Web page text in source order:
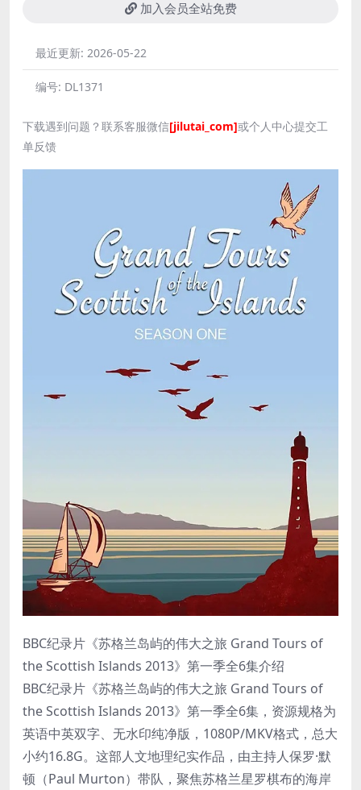
加入会员全站免费
最近更新: 2026-05-22
编号: DL1371
下载遇到问题？联系客服微信[jilutai_com]或个人中心提交工
单反馈
BBC纪录片《苏格兰岛屿的伟大之旅 Grand Tours of
the Scottish Islands 2013》第一季全6集介绍
BBC纪录片《苏格兰岛屿的伟大之旅 Grand Tours of
the Scottish Islands 2013》第一季全6集，资源规格为
英语中英双字、无水印纯净版，1080P/MKV格式，总大
小约16.8G。这部人文地理纪实作品，由主持人保罗·默
顿（Paul Murton）带队，聚焦苏格兰星罗棋布的海岸